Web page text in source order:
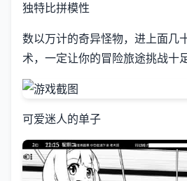
独特比拼模性
数以万计的奇异怪物，进上面几
术，一定让你的冒险旅途挑战十
可爱迷人的单子